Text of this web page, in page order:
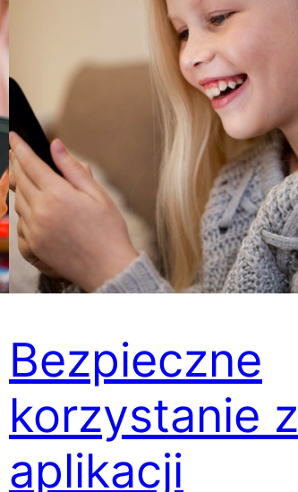
Bezpieczne
korzystanie z
aplikacji